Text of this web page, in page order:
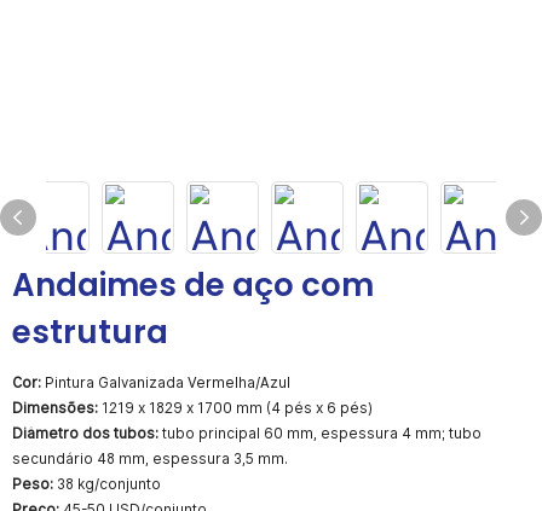
Andaimes de aço com
estrutura
Cor: Pintura Galvanizada Vermelha/Azul
Dimensões: 1219 x 1829 x 1700 mm (4 pés x 6 pés)
Diâmetro dos tubos: tubo principal 60 mm, espessura 4 mm; tubo
secundário 48 mm, espessura 3,5 mm.
Peso: 38 kg/conjunto